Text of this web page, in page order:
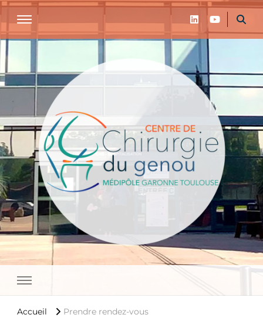
Centre de chirurgie du genou de
Accueil Prendre rendez-vous